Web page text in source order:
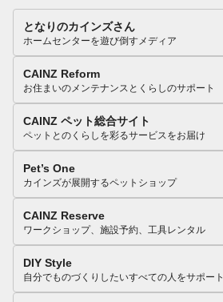
となりのカインズさん
ホームセンターを遊び倒すメディア
CAINZ Reform
お住まいのメンテナンスとくらしのサポート
CAINZ ペット総合サイト
ペットとのくらしを彩るサービスをお届け
Pet’s One
カインズが展開するペットショップ
CAINZ Reserve
ワークショップ、施設予約、工具レンタル
DIY Style
自分でものづくりしたいすべての人をサポート